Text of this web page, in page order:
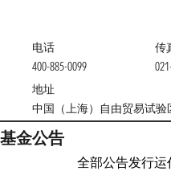
电话
400-885-0099
传
地址
中国（上海）自由贸易试验
基金公告
全部公告发行运